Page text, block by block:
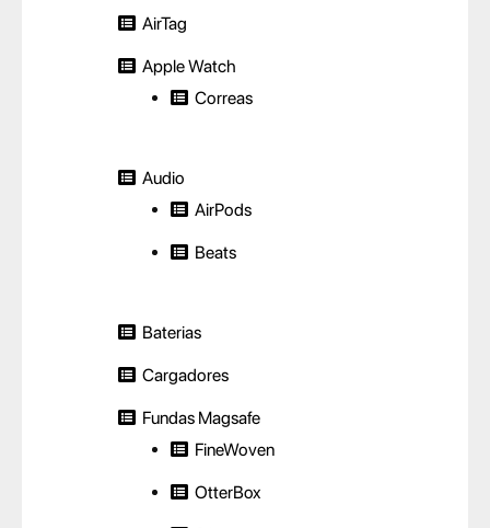
AirTag
Apple Watch
Correas
Audio
AirPods
Beats
Baterias
Cargadores
Fundas Magsafe
FineWoven
OtterBox